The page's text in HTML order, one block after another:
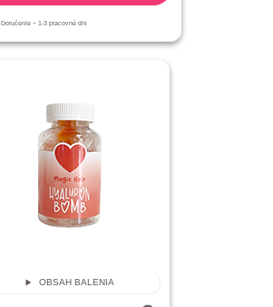
Doručenie ~ 1-3 pracovné dni
OBSAH BALENIA